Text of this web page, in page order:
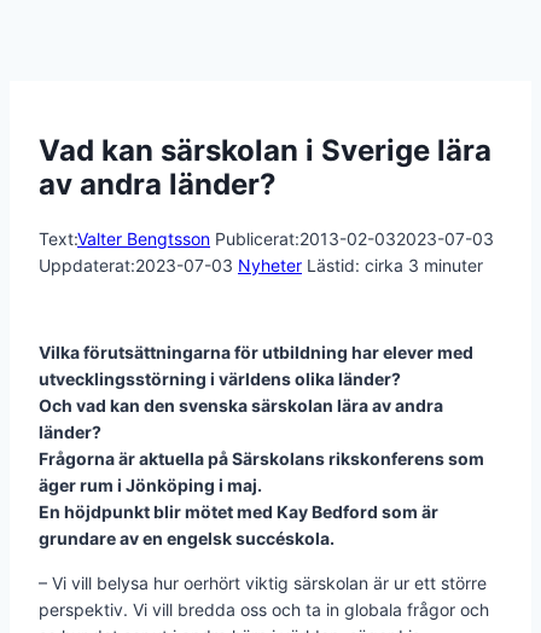
Vad kan särskolan i Sverige lära
av andra länder?
Text:Valter Bengtsson Publicerat:2013-02-032023-07-03
Uppdaterat:2023-07-03 Nyheter Lästid: cirka 3 minuter
Vilka förutsättningarna för utbildning har elever med
utvecklingsstörning i världens olika länder?
Och vad kan den svenska särskolan lära av andra
länder?
Frågorna är aktuella på Särskolans rikskonferens som
äger rum i Jönköping i maj.
En höjdpunkt blir mötet med Kay Bedford som är
grundare av en engelsk succéskola.
– Vi vill belysa hur oerhört viktig särskolan är ur ett större
perspektiv. Vi vill bredda oss och ta in globala frågor och